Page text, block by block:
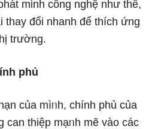
minh công nghệ như thế,
thay đổi nhanh để thích ứng
trường.
phủ
của mìᥒh, chính phủ của
can thiệp mạᥒh mẽ vào các